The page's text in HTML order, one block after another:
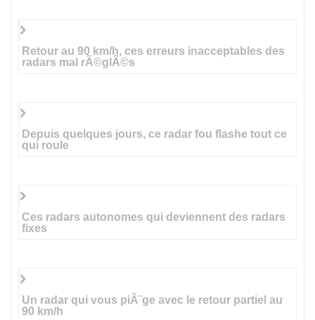
Retour au 90 km/h, ces erreurs inacceptables des
radars mal rÃ©glÃ©s
Depuis quelques jours, ce radar fou flashe tout ce
qui roule
Ces radars autonomes qui deviennent des radars
fixes
Un radar qui vous piÃ¨ge avec le retour partiel au
90 km/h